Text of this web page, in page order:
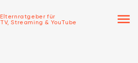
Elternratgeber für
TV, Streaming & YouTube
menu